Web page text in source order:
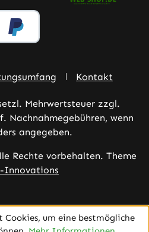
Kontakt
Mehrwertsteuer zzgl.
Nachnahmegebühren, wenn
angegeben.
Rechte vorbehalten. Theme
Innovations
Cookies, um eine bestmögliche